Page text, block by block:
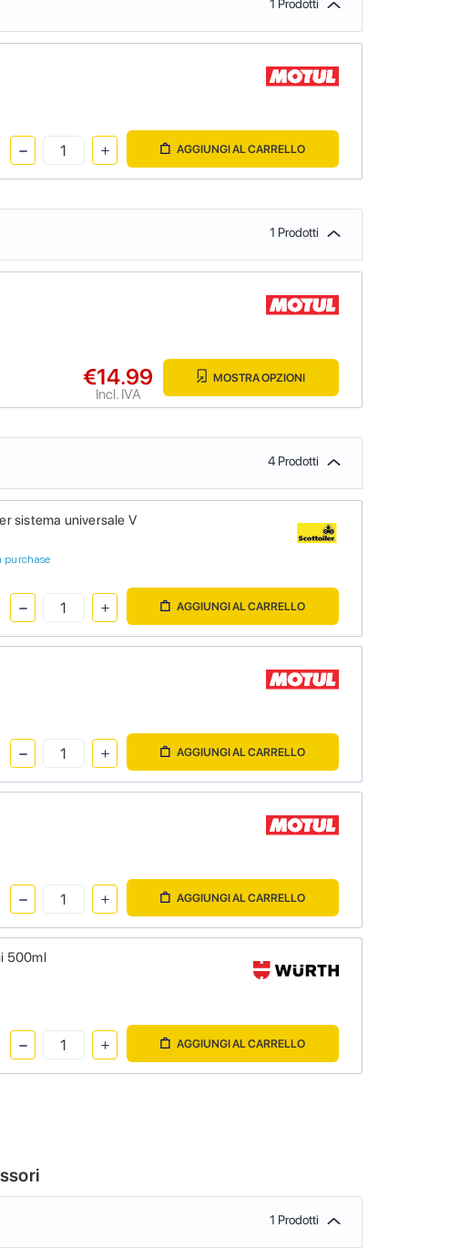
1 Prodotti
AGGIUNGI AL CARRELLO
1 Prodotti
€14.99
Incl. IVA
MOSTRA OPZIONI
4 Prodotti
sistema universale V
purchase
AGGIUNGI AL CARRELLO
AGGIUNGI AL CARRELLO
AGGIUNGI AL CARRELLO
500ml
AGGIUNGI AL CARRELLO
1 Prodotti